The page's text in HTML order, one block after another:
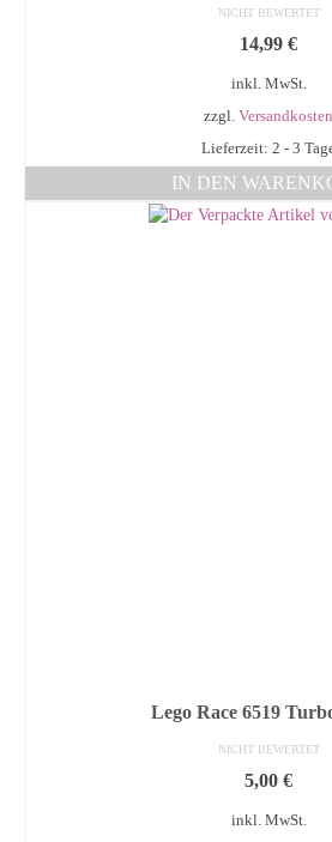
NICHT BEWERTET
14,99 €
inkl. MwSt.
zzgl. Versandkosten
Lieferzeit: 2 - 3
IN DEN
Lego Race 6519
NICHT BEWERTET
5,00 €
inkl. MwSt.